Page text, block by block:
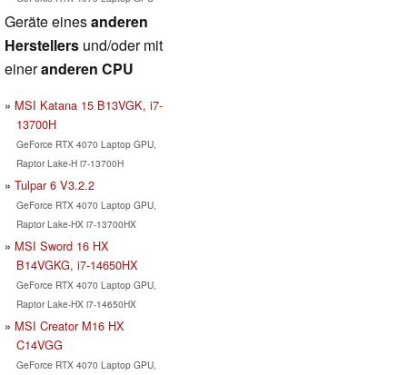
Geräte einesanderen
Herstellers und/oder mit
eineranderen CPU
MSI Katana 15 B13VGK, i7-
13700H
GeForce RTX 4070 Laptop GPU,
Raptor Lake-H i7-13700H
Tulpar 6 V3.2.2
GeForce RTX 4070 Laptop GPU,
Raptor Lake-HX i7-13700HX
MSI Sword 16 HX
B14VGKG, i7-14650HX
GeForce RTX 4070 Laptop GPU,
Raptor Lake-HX i7-14650HX
MSI Creator M16 HX
C14VGG
GeForce RTX 4070 Laptop GPU,